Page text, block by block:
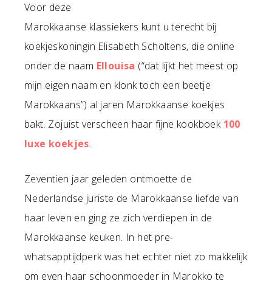
Voor deze
Marokkaanse klassiekers kunt u terecht bij
koekjeskoningin Elisabeth Scholtens, die online
onder de naam Ellouisa (“dat lijkt het meest op
mijn eigen naam en klonk toch een beetje
Marokkaans”) al jaren Marokkaanse koekjes
bakt. Zojuist verscheen haar fijne kookboek 100
luxe koekjes.
Zeventien jaar geleden ontmoette de
Nederlandse juriste de Marokkaanse liefde van
haar leven en ging ze zich verdiepen in de
Marokkaanse keuken. In het pre-
whatsapptijdperk was het echter niet zo makkelijk
om even haar schoonmoeder in Marokko te